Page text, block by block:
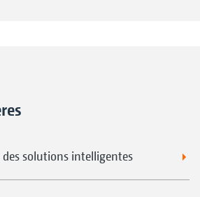
des solutions intelligentes